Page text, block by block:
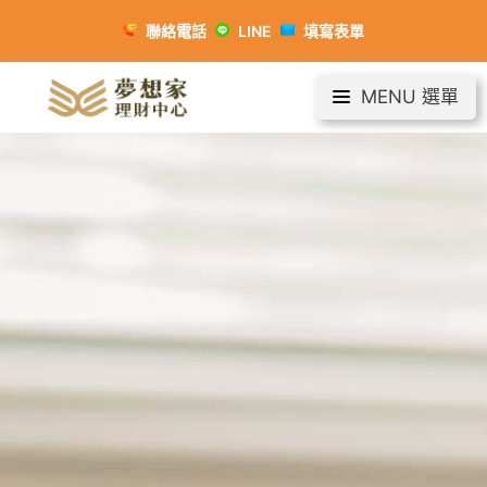
聯絡電話 LINE 填寫表單
MENU 選單